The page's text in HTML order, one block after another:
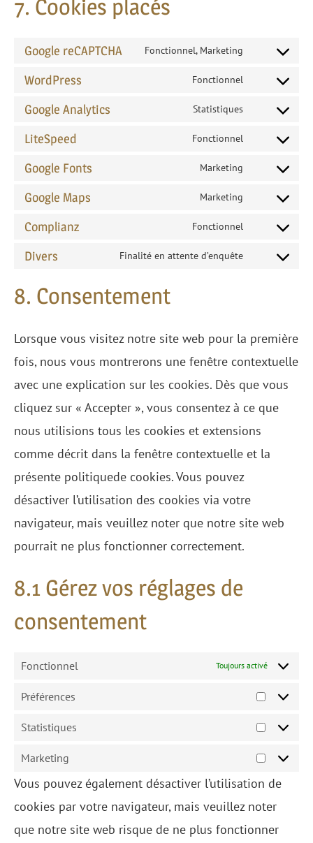
7. Cookies placés
Google reCAPTCHA Fonctionnel, Marketing
google-
WordPress Fonctionnel
wordpress
Google Analytics Statistiques
LiteSpeed Fonctionnel
litespeed
Google Fonts Marketing
google-
Google Maps Marketing
google-
Complianz Fonctionnel
Divers Finalité en attente d’enquête
8. Consentement
Lorsque vous visitez notre site web pour la première
fois, nous vous montrerons une fenêtre contextuelle
avec une explication sur les cookies. Dès que vous
cliquez sur « Accepter », vous consentez à ce que
nous utilisions tous les cookies et extensions
comme décrit dans la fenêtre contextuelle et la
présente politiquede cookies. Vous pouvez
désactiver l’utilisation des cookies via votre
navigateur, mais veuillez noter que notre site web
pourrait ne plus fonctionner correctement.
8.1 Gérez vos réglages de
consentement
Fonctionnel Toujours activé
Préférences
Statistiques
Marketing
Vous pouvez également désactiver l’utilisation de
cookies par votre navigateur, mais veuillez noter
que notre site web risque de ne plus fonctionner